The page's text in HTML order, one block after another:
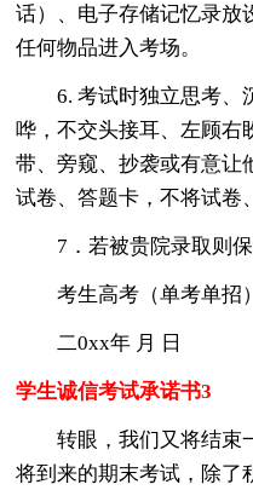
话）、电子存储记忆录放
任何物品进入考场。
6. 考试时独立思考、
哗，不交头接耳、左顾右
带、旁窥、抄袭或有意让
试卷、答题卡，不将试卷
7．若被贵院录取则保
考生高考（单考单招）
二0xx年 月 日
学生诚信考试承诺书3
转眼，我们又将结束
将到来的期末考试，除了